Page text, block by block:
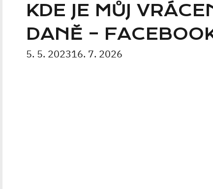
KDE JE MŮJ
DANĚ –
5. 5. 202316. 7. 2026